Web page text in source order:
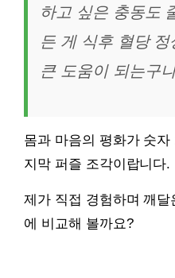
하고 싶은 충동도
든 게 식후 혈당
큰 도움이 되는구
몸과 마음의 평화가 숫
지막 퍼즐 조각이랍니다.
제가 직접 경험하며 깨
에 비교해 볼까요?